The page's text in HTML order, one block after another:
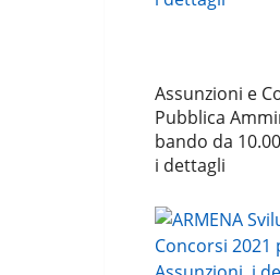
Assunzioni e
Pubblica
bando da
i dettagli